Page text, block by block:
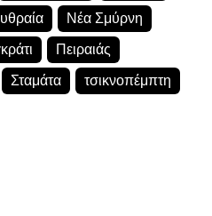
Νέα Σμύρνη
Πειραιάς
Σταμάτα τσικνοπέμπτη